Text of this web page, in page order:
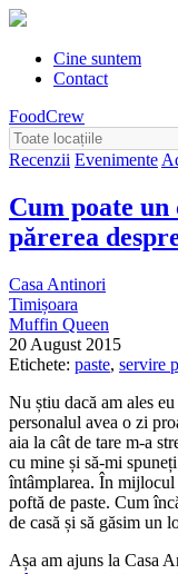
Cine suntem
Contact
FoodCrew
Recenzii Evenimente
Cum poate
părerea
Casa Antinori
Timișoara
Muffin Queen
20 August 2015
Etichete: paste, servire
Nu știu dacă am ales
personalul avea o zi
aia la cât de tare m-a
cu mine și să-mi
întâmplarea. În mijlocul
poftă de paste. Cum
de casă și să găsim un
Așa am ajuns la Casa